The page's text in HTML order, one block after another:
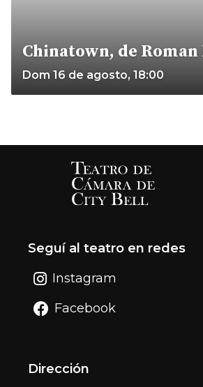
Chinatown, de
Dom 16 de agosto, 18:00
Seguí al teatro en redes
Instagram
Facebook
Dirección